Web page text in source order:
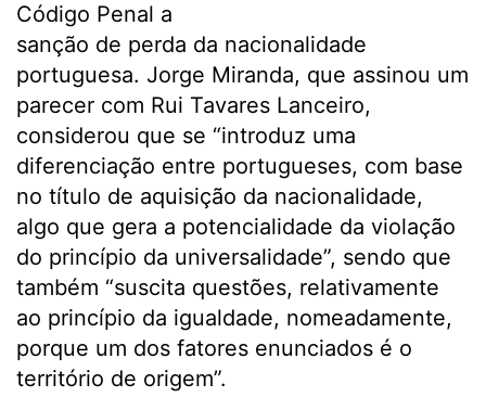
Código Penal a
sanção de perda da nacionalidade
portuguesa. Jorge Miranda, que assinou um
parecer com Rui Tavares Lanceiro,
considerou que se “introduz uma
diferenciação entre portugueses, com base
no título de aquisição da nacionalidade,
algo que gera a potencia­lidade da violação
do princípio da universalidade”, sendo que
também “suscita questões, relativamente
ao princípio da igualdade, nomeadamente,
porque um dos fatores enunciados é o
território de origem”.